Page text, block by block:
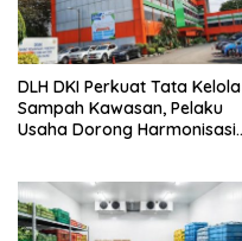
DLH DKI Perkuat Tata Kelola
Sampah Kawasan, Pelaku
Usaha Dorong Harmonisasi